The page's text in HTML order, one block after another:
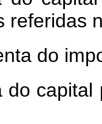
referidas
do
do